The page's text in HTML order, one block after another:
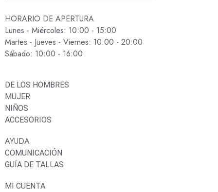
HORARIO DE APERTURA
Lunes - Miércoles: 10:00 - 15:00
Martes - Jueves - Viernes: 10:00 - 20:00
Sábado: 10:00 - 16:00
DE LOS HOMBRES
MUJER
NIÑOS
ACCESORIOS
AYUDA
COMUNICACIÓN
GUÍA DE TALLAS
MI CUENTA